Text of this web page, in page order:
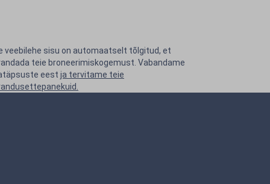
veebilehe sisu on automaatselt tõlgitud, et
teie broneerimiskogemust. Vabandame
eest ja tervitame teie